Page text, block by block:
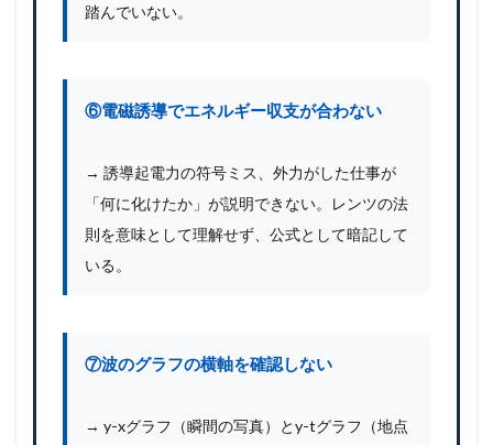
踏んでいない。
⑥電磁誘導でエネルギー収支が合わない
→ 誘導起電力の符号ミス、外力がした仕事が
「何に化けたか」が説明できない。レンツの法
則を意味として理解せず、公式として暗記して
いる。
⑦波のグラフの横軸を確認しない
→ y-xグラフ（瞬間の写真）とy-tグラフ（地点